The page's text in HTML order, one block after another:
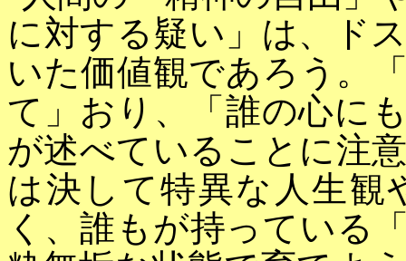
に対する疑い」は、ド
いた価値観であろう。
て」おり、「誰の心に
が述べていることに注
は決して特異な人生観
く、誰もが持っている